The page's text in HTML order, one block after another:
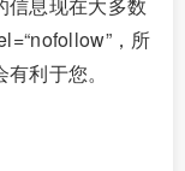
，所
利于您。